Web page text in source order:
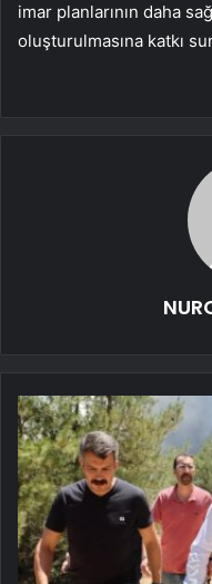
imar planlarının daha
oluşturulmasına katkı